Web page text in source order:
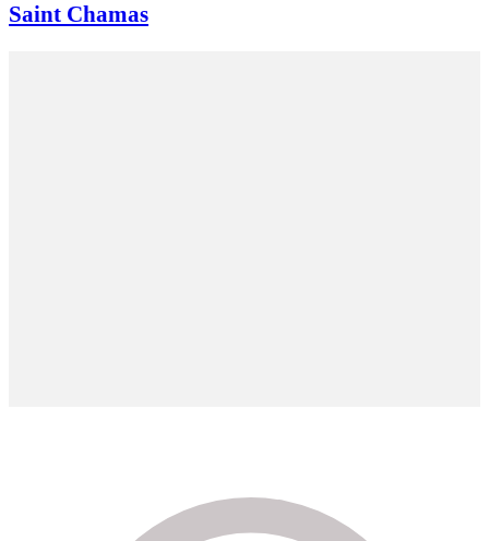
Saint Chamas